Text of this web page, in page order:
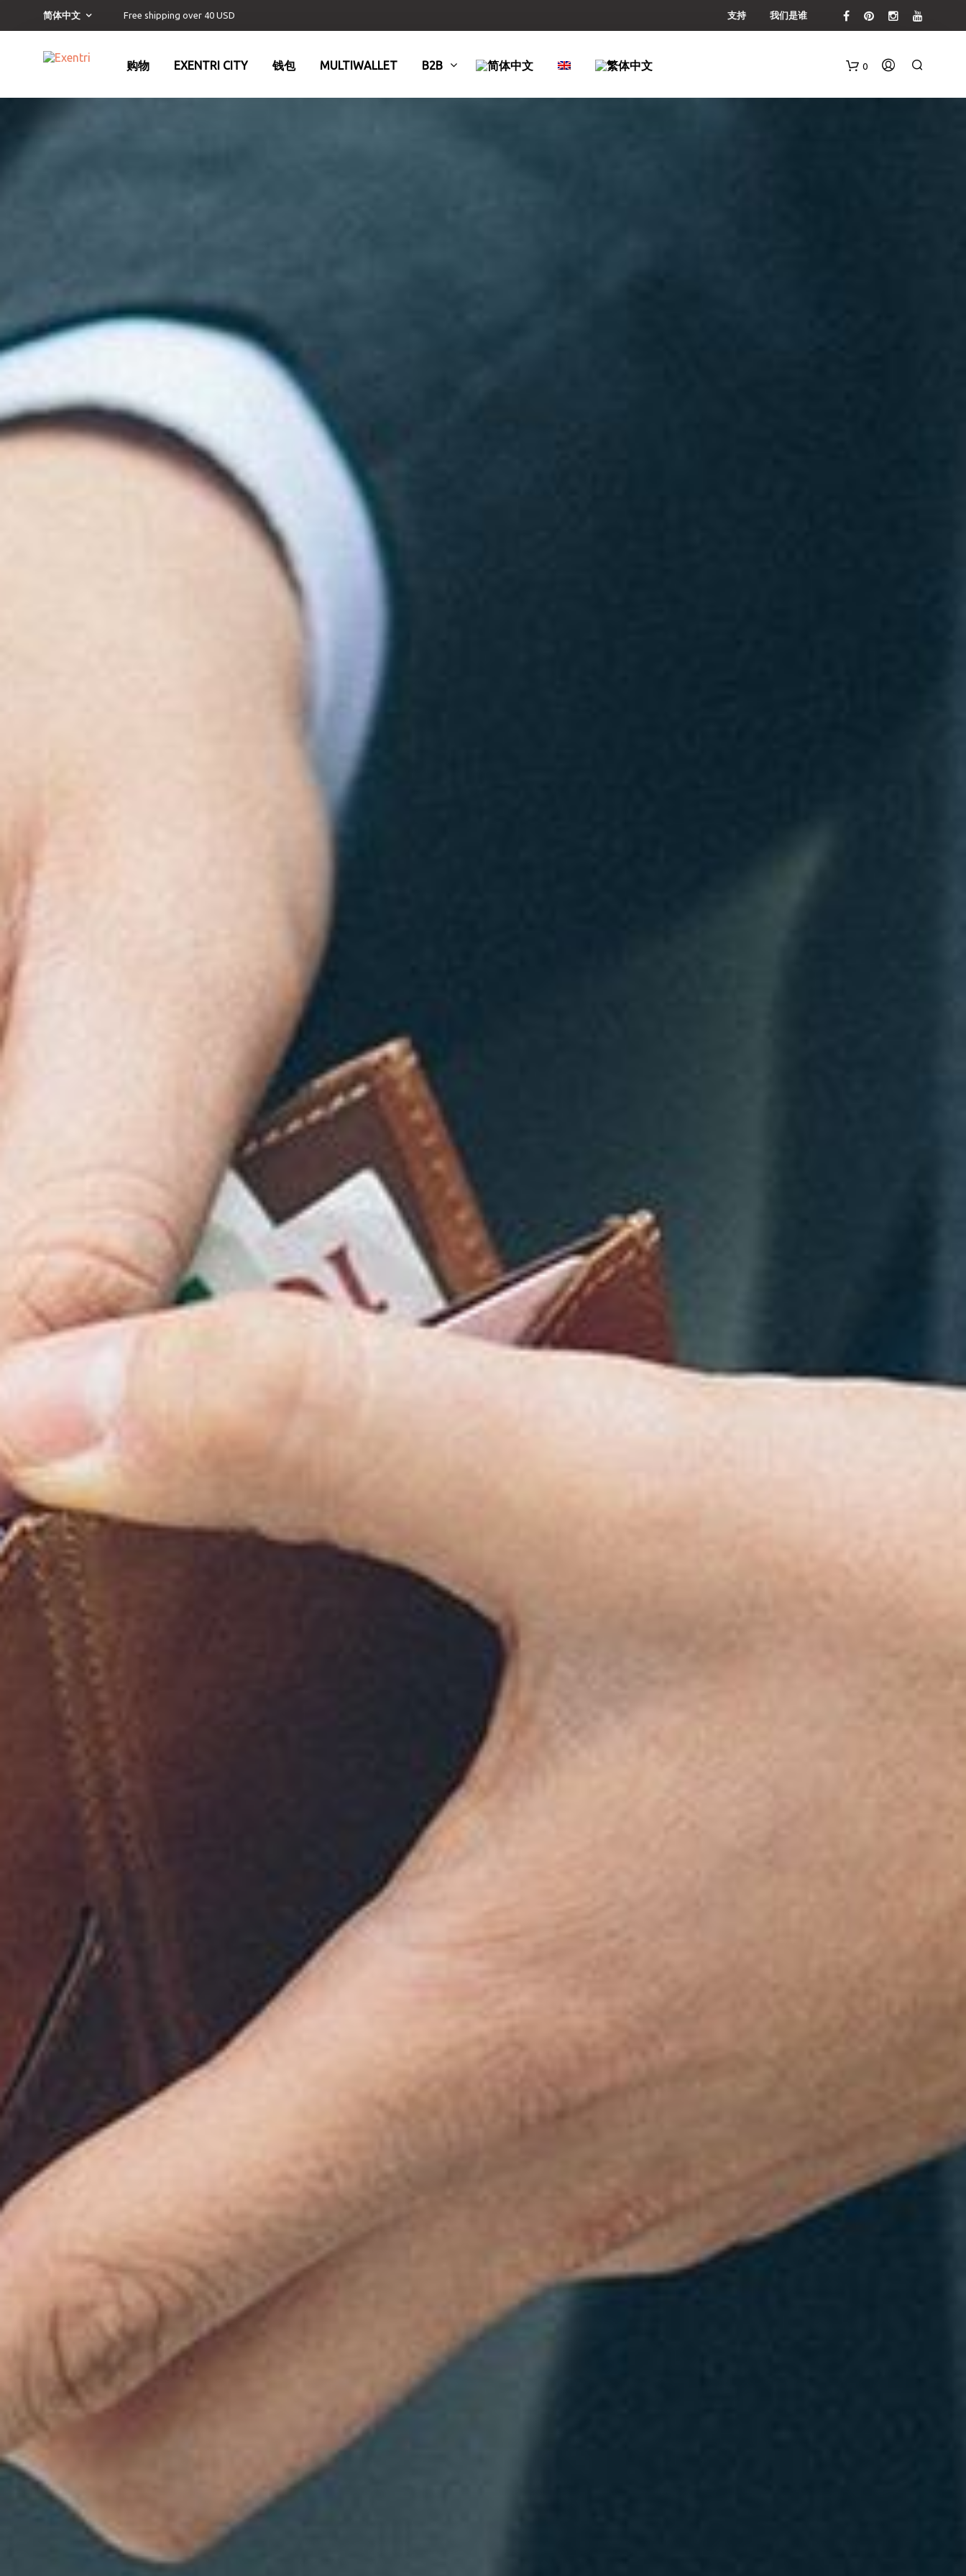
简体中文 Free shipping over 40 USD 支持 我们是谁
0
购物 EXENTRI CITY 钱包 MULTIWALLET B2B
购